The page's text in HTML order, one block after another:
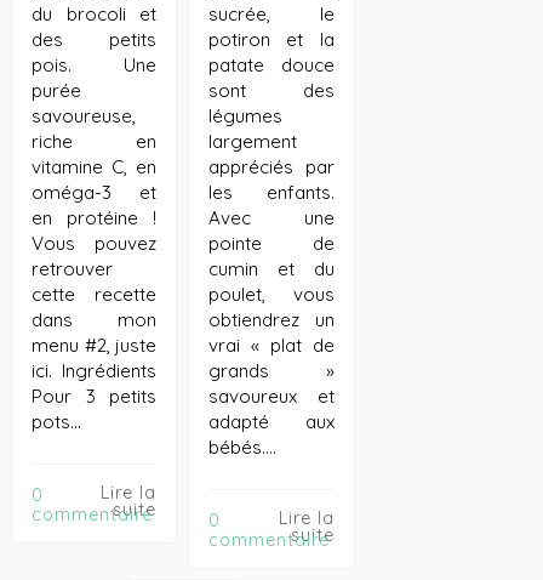
du brocoli et
des petits
pois. Une
purée
savoureuse,
riche en
vitamine C, en
oméga-3 et
en protéine !
Vous pouvez
retrouver
cette recette
dans mon
menu #2, juste
ici. Ingrédients
Pour 3 petits
pots…
0
commentaire
Lire la
suite
sucrée, le
potiron et la
patate douce
sont des
légumes
largement
appréciés par
les enfants.
Avec une
pointe de
cumin et du
poulet, vous
obtiendrez un
vrai « plat de
grands »
savoureux et
adapté aux
bébés.…
0
commentaire
Lire la
suite